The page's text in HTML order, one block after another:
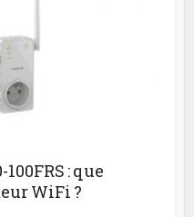
: que
WiFi ?